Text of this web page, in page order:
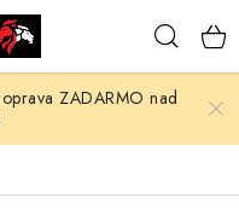
ZADARMO nad